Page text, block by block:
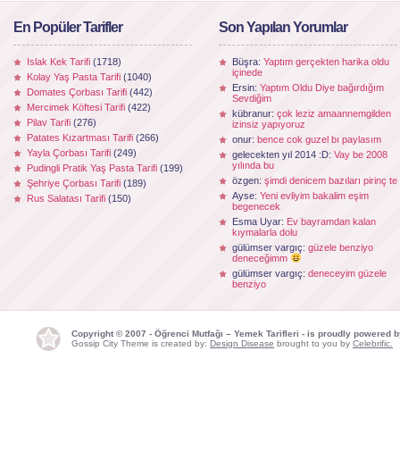
En Popüler Tarifler
Islak Kek Tarifi (1718)
Kolay Yaş Pasta Tarifi (1040)
Domates Çorbası Tarifi (442)
Mercimek Köftesi Tarifi (422)
Pilav Tarifi (276)
Patates Kızartması Tarifi (266)
Yayla Çorbası Tarifi (249)
Pudingli Pratik Yaş Pasta Tarifi (199)
Şehriye Çorbası Tarifi (189)
Rus Salatası Tarifi (150)
Son Yapılan Yorumlar
Büşra: Yaptım gerçekten harika oldu
içinede
Ersin: Yaptım Oldu Diye bağırdığım
Sevdiğim
kübranur: çok leziz amaannemgilden
izinsiz yapıyoruz
onur: bence cok guzel bı paylasım
gelecekten yıl 2014 :D: Vay be 2008
yılında bu
özgen: şimdi denicem bazıları pirinç te
Ayse: Yeni evliyim bakalim eşim
begenecek
Esma Uyar: Ev bayramdan kalan
kıymalarla dolu
gülümser vargıç: güzele benziyo
deneceğimm
gülümser vargıç: deneceyim güzele
benziyo
Copyright © 2007 - Öğrenci Mutfağı – Yemek Tarifleri - is proudly powered
Gossip City Theme is created by: Design Disease brought to you by Celebrific.